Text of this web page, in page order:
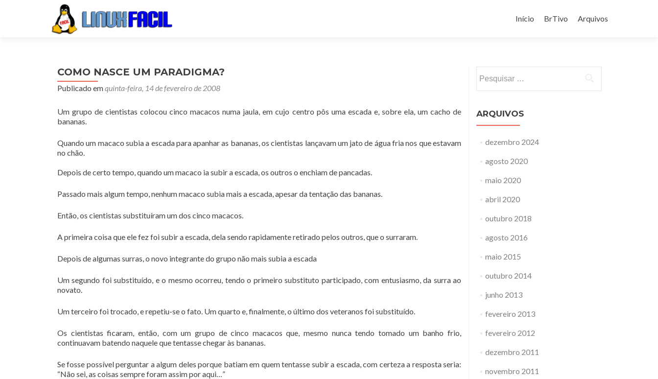
para
Início BrTivo Arquivos
COMO NASCE UM PARADIGMA?
Publicado emquinta-feira, 14 de fevereiro de 2008
Um grupo de cientistas colocou cinco macacos numa jaula, em cujo centro pôs uma escada e, sobre ela, um cacho de
bananas.
Quando um macaco subia a escada para apanhar as bananas, os cientistas lançavam um jato de água fria nos que estavam
no chão.
Depois de certo tempo, quando um macaco ia subir a escada, os outros o enchiam de pancadas.
Passado mais algum tempo, nenhum macaco subia mais a escada, apesar da tentação das bananas.
Então, os cientistas substituíram um dos cinco macacos.
A primeira coisa que ele fez foi subir a escada, dela sendo rapidamente retirado pelos outros, que o surraram.
Depois de algumas surras, o novo integrante do grupo não mais subia a escada
Um segundo foi substituído, e o mesmo ocorreu, tendo o primeiro substituto participado, com entusiasmo, da surra ao
novato.
Um terceiro foi trocado, e repetiu-se o fato. Um quarto e, finalmente, o último dos veteranos foi substituído.
Os cientistas ficaram, então, com um grupo de cinco macacos que, mesmo nunca tendo tomado um banho frio,
continuavam batendo naquele que tentasse chegar às bananas.
Se fosse possível perguntar a algum deles porque batiam em quem tentasse subir a escada, com certeza a resposta seria:
“Não sei, as coisas sempre foram assim por aqui…”
por:
ARQUIVOS
dezembro 2024
agosto 2020
maio 2020
abril 2020
outubro 2018
agosto 2016
maio 2015
outubro 2014
junho 2013
fevereiro 2013
fevereiro 2012
dezembro 2011
novembro 2011